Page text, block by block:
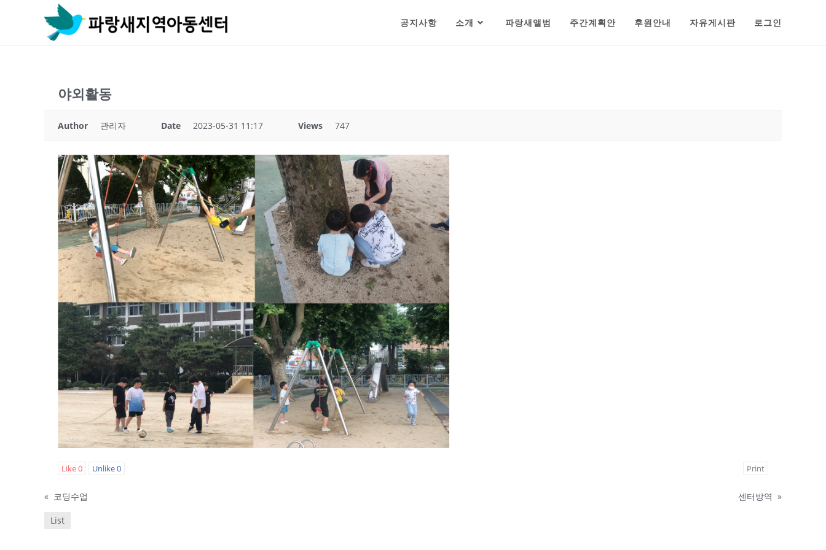
공지사항 소개 파랑새앨범 주간계획안 후원안내 자유게시판 로그인
야외활동
Author 관리자 Date 2023-05-31 11:17 Views 747
Like0 Unlike0 Print
« 코딩수업 센터방역 »
List